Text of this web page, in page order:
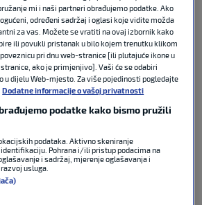
provedene uReal Madridu,
vraća se uNBAligu, gdje će
Tridesetogodišnji košarkaš
sezonu u Euroligi, nakon
profesionalne karijere
svijeta.
NBA bomba: Celticsi razmijenili
jednu od najvećih zvijezda, a u
Boston stiže Paul George!
mi i naši partneri obrađujemo podatke. Ako
određeni sadržaj i oglasi koje vidite možda
za vas. Možete se vratiti na ovaj izbornik kako
ili povukli pristanak u bilo kojem trenutku klikom
pri dnu web-stranice [ili plutajuće ikone u
ako je primjenjivo]. Vaši će se odabiri
u dijelu Web-mjesto. Za više pojedinosti pogledajte
Dodatne informacije o vašoj privatnosti
podatke kako bismo pružili
podataka. Aktivno skeniranje
Pohrana i/ili pristup podacima na
i sadržaj, mjerenje oglašavanja i
usluga.